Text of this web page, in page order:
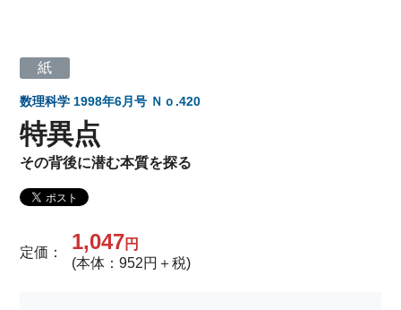
紙
数理科学 1998年6月号 Ｎｏ.420
特異点
その背後に潜む本質を探る
定価： 1,047円
(本体：952円＋税)